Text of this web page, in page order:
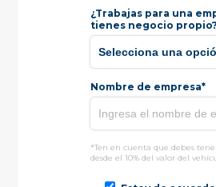
¿Trabajas para una
tienes negocio
Nombre de empresa*
*Ten en cuenta que debes
desde el 10% del valor del